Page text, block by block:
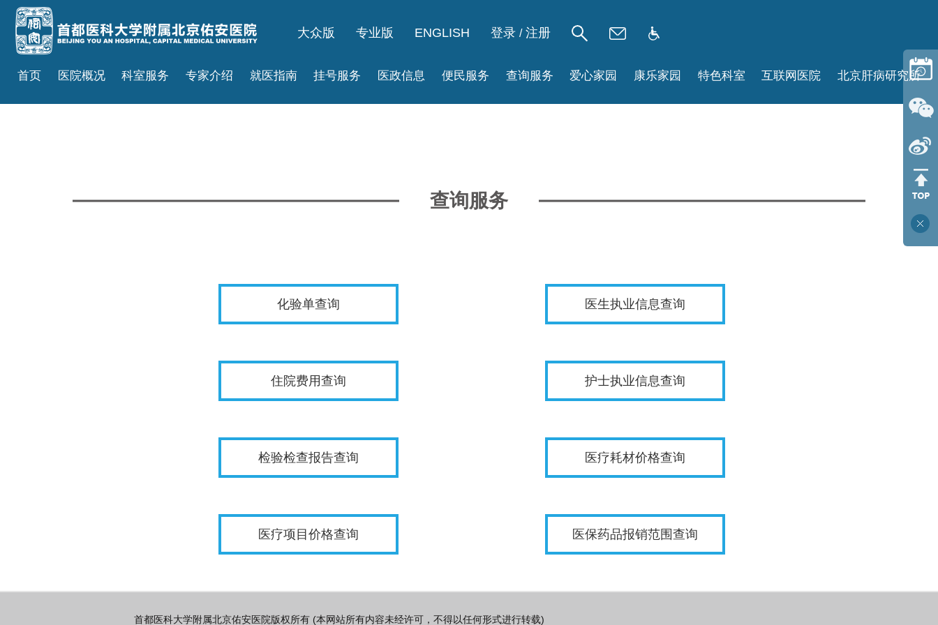
大众版 专业版 ENGLISH 登录 / 注册
首页 医院概况 科室服务 专家介绍 就医指南 挂号服务 医政信息 便民服务 查询服务 爱心家园 康乐家园 特色科室 互联网医院 北京肝病研究所
查询服务
化验单查询 医生执业信息查询
住院费用查询 护士执业信息查询
检验检查报告查询 医疗耗材价格查询
医疗项目价格查询 医保药品报销范围查询
首都医科大学附属北京佑安医院版权所有 (本网站所有内容未经许可，不得以任何形式进行转载)